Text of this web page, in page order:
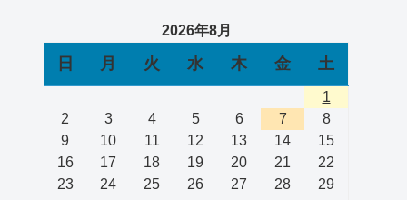
2026年8月
日 月 火 水 木 金 土
1
2
3 4 5 6 7
8
9
10 11 12 13 14
15
16
17 18 19 20 21
22
23
24 25 26 27 28
29